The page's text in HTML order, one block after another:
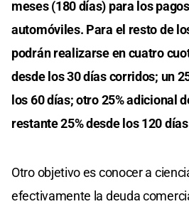
meses (180 días) para los
automóviles. Para el resto de
podrán realizarse en cuatro
desde los 30 días corridos; un
los 60 días; otro 25% adicional
restante 25% desde los 120
Otro objetivo es conocer a
efectivamente la deuda